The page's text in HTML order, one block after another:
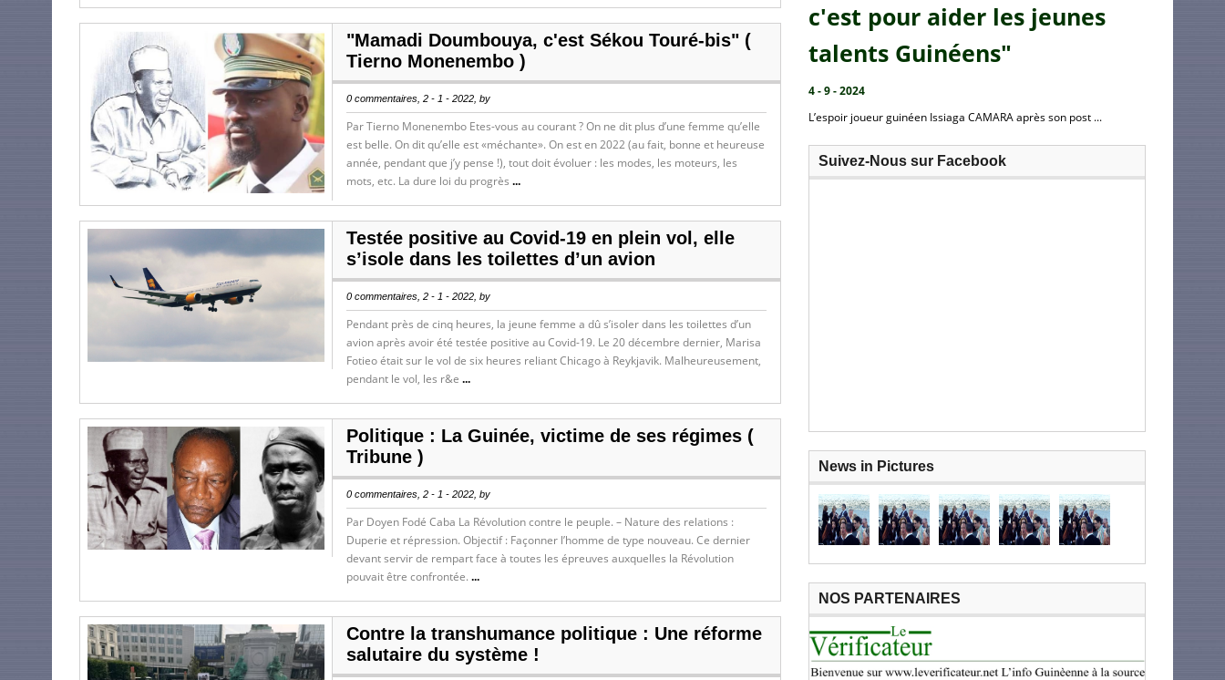
"Mamadi Doumbouya, c'est Sékou Touré-bis" (
Tierno Monenembo )
0 commentaires, 2 - 1 - 2022, by
Par Tierno Monenembo Etes-vous au courant ? On ne dit plus d’une femme qu’elle
est belle. On dit qu’elle est «méchante». On est en 2022 (au fait, bonne et heureuse
année, pendant que j’y pense !), tout doit évoluer : les modes, les moteurs, les
mots, etc. La dure loi du progrès ...
Testée positive au Covid-19 en plein vol, elle
s’isole dans les toilettes d’un avion
0 commentaires, 2 - 1 - 2022, by
Pendant près de cinq heures, la jeune femme a dû s’isoler dans les toilettes d’un
avion après avoir été testée positive au Covid-19. Le 20 décembre dernier, Marisa
Fotieo était sur le vol de six heures reliant Chicago à Reykjavik. Malheureusement,
pendant le vol, les r&e ...
Politique : La Guinée, victime de ses régimes (
Tribune )
0 commentaires, 2 - 1 - 2022, by
Par Doyen Fodé Caba La Révolution contre le peuple. – Nature des relations :
Duperie et répression. Objectif : Façonner l’homme de type nouveau. Ce dernier
devant servir de rempart face à toutes les épreuves auxquelles la Révolution
pouvait être confrontée. ...
Contre la transhumance politique : Une réforme
salutaire du système !
c'est pour aider les jeunes
talents Guinéens"
4 - 9 - 2024
L’espoir joueur guinéen Issiaga CAMARA après son post ...
Suivez-Nous sur Facebook
News in Pictures
NOS PARTENAIRES